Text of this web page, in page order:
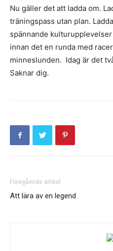
Nu gäller det att ladda om.
träningspass utan plan.
spännande
innan det en runda med
minneslunden. Idag är det
Saknar dig.
Föregående artikel
Att lära av en legend